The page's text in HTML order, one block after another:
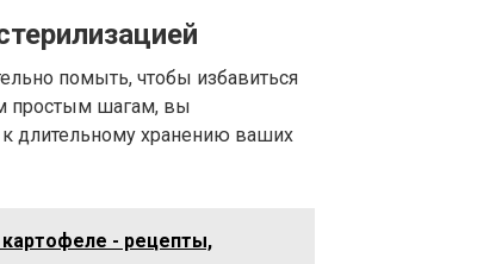
помыть, чтобы избавиться
простым шагам, вы
к длительному хранению ваших
картофеле - рецепты,